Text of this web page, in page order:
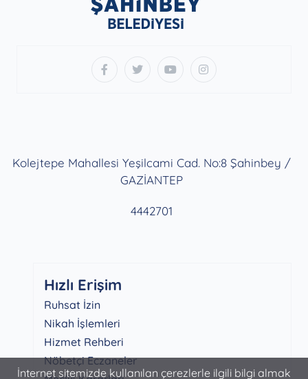
İnternet sitemizde kullanılan çerezlerle ilgili bilgi almak
Kolejtepe Mahallesi Yeşilcami Cad. No:8 Şahinbey /
GAZİANTEP
4442701
Hızlı Erişim
Ruhsat İzin
Nikah İşlemleri
Hizmet Rehberi
Nöbetçi Eczaneler